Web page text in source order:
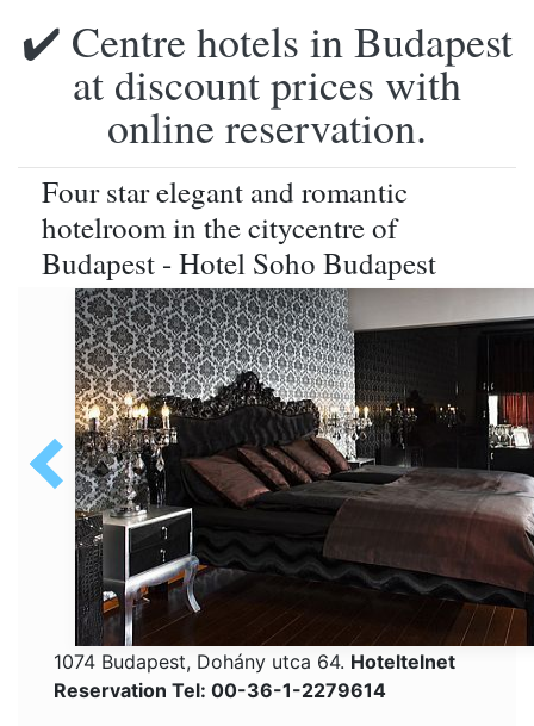
✔️ Centre hotels in Budapest
at discount prices with
online reservation.
Four star elegant and romantic
hotelroom in the citycentre of
Budapest - Hotel Soho Budapest
1074 Budapest, Dohány utca 64. Hoteltelnet
Reservation Tel: 00-36-1-2279614